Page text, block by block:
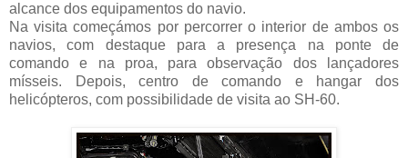
alcance dos equipamentos do navio.
Na visita começámos por percorrer o interior de ambos os
navios, com destaque para a presença na ponte de
comando e na proa, para observação dos lançadores
mísseis. Depois, centro de comando e hangar dos
helicópteros, com possibilidade de visita ao SH-60.